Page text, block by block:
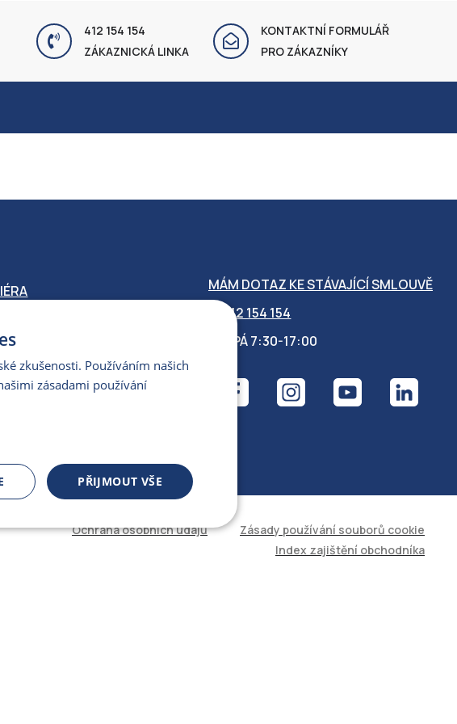
412 154 154
ZÁKAZNICKÁ LINKA
KONTAKTNÍ FORMULÁŘ
PRO ZÁKAZNÍKY
ELEKTROMOBILITY
PORTÁL
MÁM DOTAZ KE STÁVAJÍCÍ SMLOUVĚ
412 154 154
PO-PÁ 7:30-17:00
Ochrana osobních údajů
Zásady používání souborů cookie
Index zajištění obchodníka
zkušenosti. Používáním našich
zásadami používání
PŘIJMOUT VŠE
Cílení souborů